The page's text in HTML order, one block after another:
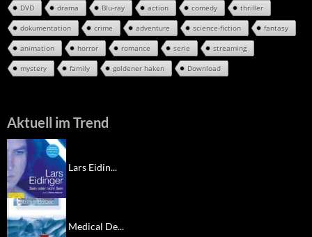
DVD drama Blu-ray action comedy thriller
dokumentation crime adventure science-fiction fantasy
animation horror romance serie streaming
mystery family goldener haken Download
Aktuell im Trend
Lars Eidin...
Medical De...